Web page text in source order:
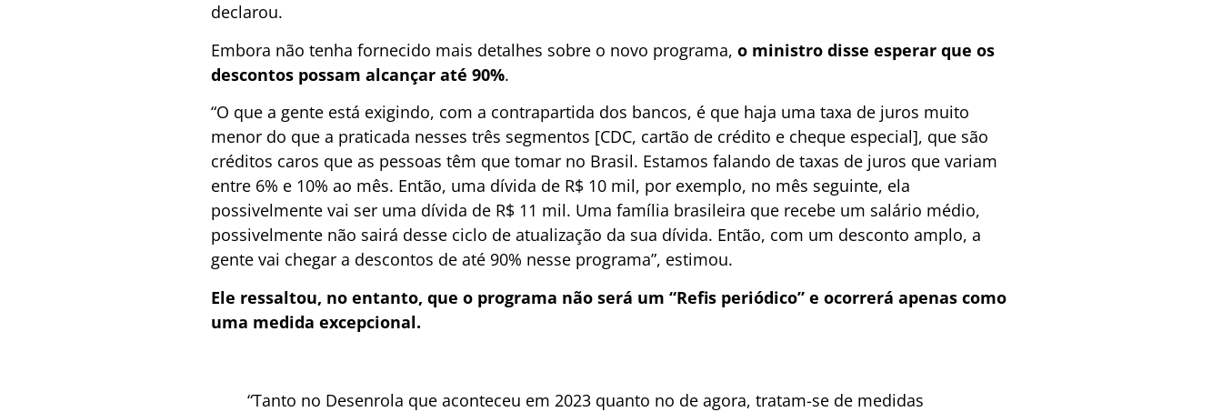
declarou.
Embora não tenha fornecido mais detalhes sobre o novo programa, o ministro disse esperar que os
descontos possam alcançar até 90%.
“O que a gente está exigindo, com a contrapartida dos bancos, é que haja uma taxa de juros muito
menor do que a praticada nesses três segmentos [CDC, cartão de crédito e cheque especial], que são
créditos caros que as pessoas têm que tomar no Brasil. Estamos falando de taxas de juros que variam
entre 6% e 10% ao mês. Então, uma dívida de R$ 10 mil, por exemplo, no mês seguinte, ela
possivelmente vai ser uma dívida de R$ 11 mil. Uma família brasileira que recebe um salário médio,
possivelmente não sairá desse ciclo de atualização da sua dívida. Então, com um desconto amplo, a
gente vai chegar a descontos de até 90% nesse programa”, estimou.
Ele ressaltou, no entanto, que o programa não será um “Refis periódico” e ocorrerá apenas como
uma medida excepcional.
“Tanto no Desenrola que aconteceu em 2023 quanto no de agora, tratam-se de medidas